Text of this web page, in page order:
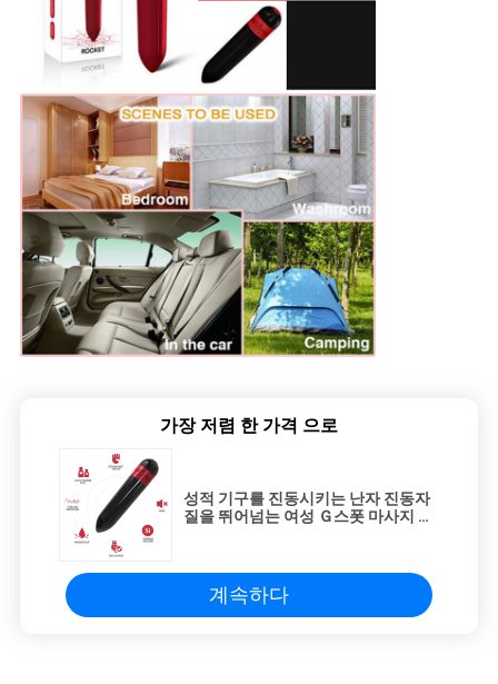
가장 저렴 한 가격 으로
성적 기구를 진동시키는 난자 진동자
질을 뛰어넘는 여성 Ｇ스폿 마사지 작
계속하다